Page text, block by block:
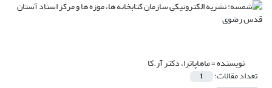
نویسنده =ماهاپاترا، دکتر آر.کا
تعداد مقالات: 1